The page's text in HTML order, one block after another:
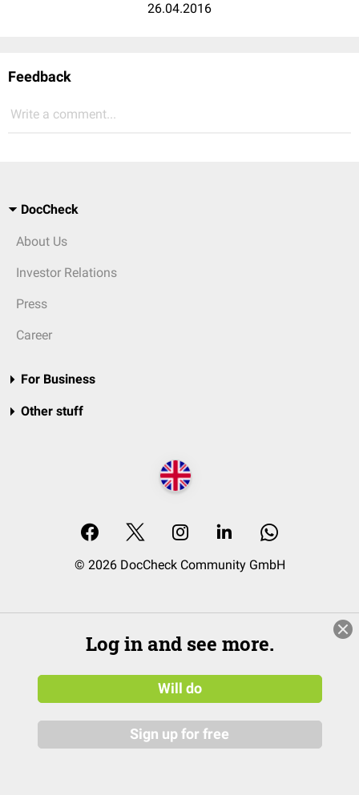
26.04.2016
Feedback
Write a comment...
DocCheck
About Us
Investor Relations
Press
Career
For Business
Other stuff
© 2026 DocCheck Community GmbH
Log in and see more.
Will do
Sign up for free